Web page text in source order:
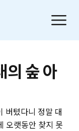
의 숲 아
버텼다니 정말 대
오랫동안 찾지 못